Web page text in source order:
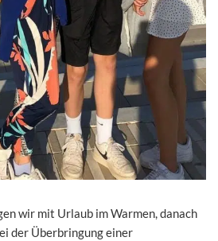
wir mit Urlaub im Warmen, danach
der Überbringung einer